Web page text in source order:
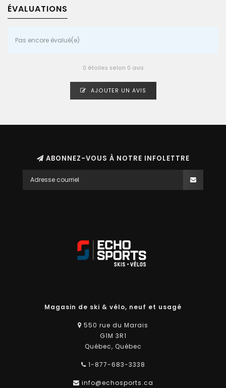
ÉVALUATIONS
Pas encore évalué(e)
0 étoiles selon 0 avis
AJOUTER UN AVIS
ABONNEZ-VOUS À NOTRE INFOLETTRE
Magasin de ski & vélo, neuf et usagé
550 rue du Marais
G1M 3R1
Québec, Québec
1-877-683-3338
info@echosports.ca